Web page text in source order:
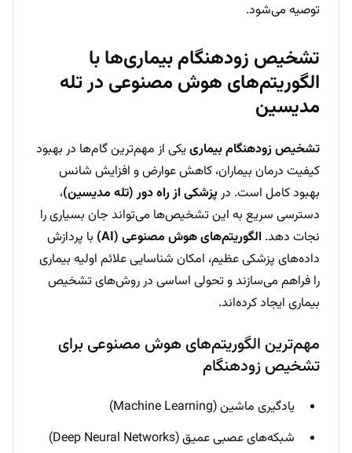
توصیه می‌شود.
تشخیص زودهنگام بیماری‌ها با
الگوریتم‌های هوش مصنوعی در تله
مدیسین
تشخیص زودهنگام بیمارییکی از مهم‌ترین گام‌ها در بهبود
کیفیت درمان بیماران، کاهش عوارض و افزایش شانس
بهبود کامل است. در پزشکی از راه دور (تله مدیسین)،
دسترسی سریع به این تشخیص‌ها می‌تواند جان بسیاری را
نجات دهد. الگوریتم‌های هوش مصنوعی (AI)
با پردازش
داده‌های پزشکی عظیم، امکان شناسایی علائم اولیه بیماری
را فراهم می‌سازند و تحولی اساسی در روش‌های تشخیص
بیماری ایجاد کرده‌اند.
مهم‌ترین الگوریتم‌های هوش مصنوعی برای
تشخیص زودهنگام
یادگیری ماشین (Machine Learning)
شبکه‌های عصبی عمیق (Deep Neural Networks)